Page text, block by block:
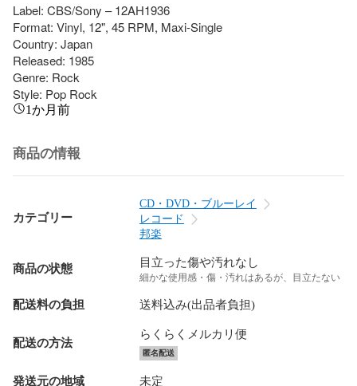
Label: CBS/Sony – 12AH1936
Format: Vinyl, 12", 45 RPM, Maxi-Single
Country: Japan
Released: 1985
Genre: Rock
Style: Pop Rock
1か月前
商品の情報
カテゴリー
CD・DVD・ブルーレイ
レコード
邦楽
商品の状態 目立った傷や汚れなし
細かな使用感・傷・汚れはあるが、目立たない
配送料の負担 送料込み(出品者負担)
配送の方法
らくらくメルカリ便
匿名配送
発送元の地域 未定